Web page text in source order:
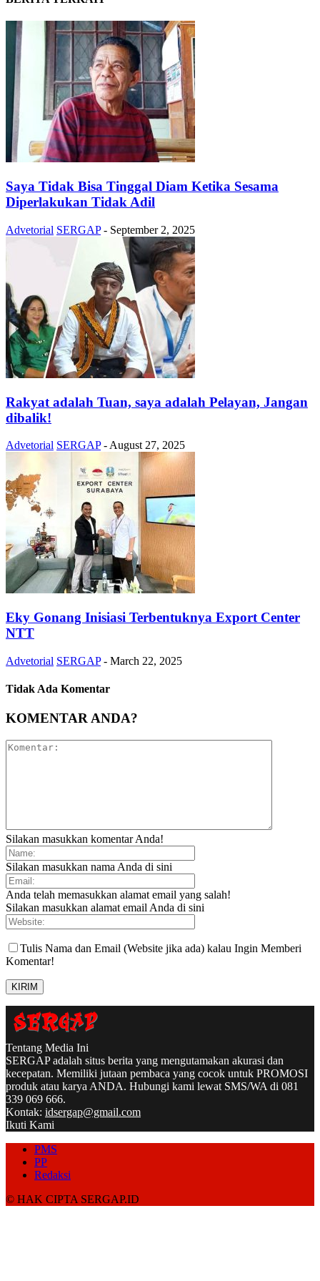
Saya Tidak Bisa Tinggal Diam Ketika Sesama
Diperlakukan Tidak Adil
Advetorial SERGAP - September 2, 2025
Rakyat adalah Tuan, saya adalah Pelayan, Jangan
dibalik!
Advetorial SERGAP - August 27, 2025
Eky Gonang Inisiasi Terbentuknya Export Center
NTT
Advetorial SERGAP - March 22, 2025
Tidak Ada Komentar
KOMENTAR ANDA?
Silakan masukkan komentar Anda!
Silakan masukkan nama Anda di sini
Anda telah memasukkan alamat email yang salah!
Silakan masukkan alamat email Anda di sini
Tulis Nama dan Email (Website jika ada) kalau Ingin Memberi
Komentar!
Tentang Media Ini
SERGAP adalah situs berita yang mengutamakan akurasi dan
kecepatan. Memiliki jutaan pembaca yang cocok untuk PROMOSI
produk atau karya ANDA. Hubungi kami lewat SMS/WA di 081
339 069 666.
Kontak: idsergap@gmail.com
Ikuti Kami
PMS
PP
Redaksi
© HAK CIPTA SERGAP.ID